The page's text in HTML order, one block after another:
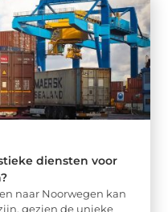
diensten voor
naar Noorwegen kan
gezien de unieke